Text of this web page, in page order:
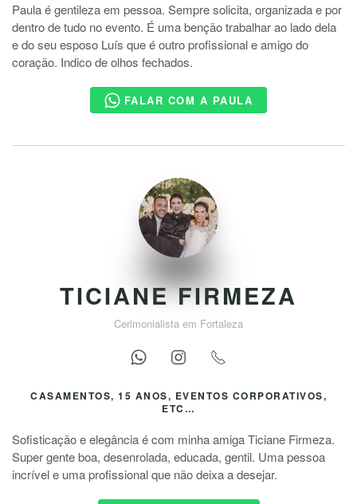
Paula é gentileza em pessoa. Sempre solicita, organizada e por
dentro de tudo no evento. É uma benção trabalhar ao lado dela
e do seu esposo Luís que é outro profissional e amigo do
coração. Indico de olhos fechados.
FALAR COM A PAULA
TICIANE FIRMEZA
Cerimonialista em Fortaleza
CASAMENTOS, 15 ANOS, EVENTOS CORPORATIVOS,
ETC…
Sofisticação e elegância é com minha amiga Ticiane Firmeza.
Super gente boa, desenrolada, educada, gentil. Uma pessoa
incrível e uma profissional que não deixa a desejar.